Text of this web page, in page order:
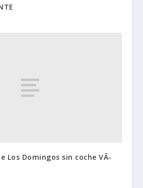
Los Domingos sin coche VÃ­